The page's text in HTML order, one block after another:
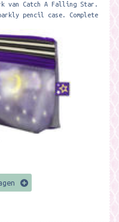
van Catch A Falling Star.
pencil case. Complete